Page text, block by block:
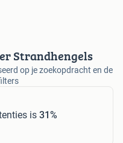
Strandhengels
op je zoekopdracht en de
is 31%